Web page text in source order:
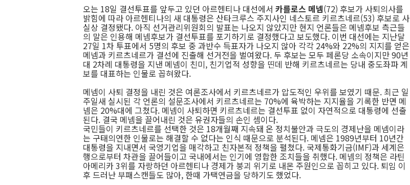
오는 18일 결선투표를 앞두고 있던 아르헨티나 대선에서 카를로스 메넴(72) 후보가 사퇴의사를
밝힘에 따라 아르헨티나의 새 대통령은 산타크루스 주지사인 네스토르 키르츠네르(53) 후보로 사
실상 결정됐다. 아직 선거관리위원회의 발표는 나오지 않았지만 현지 언론들은 메넴후보 측근들
의 말은 인용해 메넴후보가 결선투표를 포기하기로 결정했다고 보도했다. 이번 대선에는 지난달
27일 1차 투표에서 5명의 후보 중 과반수 득표자가 나오지 않아 각각 24%와 22%의 지지를 얻은
메넴과 키르츠네르가 결선에 진출해 선거전을 벌여왔다. 두 후보는 모두 페론당 소속이지만 90년
대 2차례 대통령을 지낸 메넴이 친미, 친기업적 성향을 띤데 반해 키르츠네르는 당내 중도좌파 계
보를 대표하는 인물로 꼽혀왔다.
메넴이 사퇴 결정을 내린 것은 여론조사에서 키르츠네르가 압도적인 우위를 보였기 때문. 최근 일
주일새 실시된 각 언론의 설문조사에서 키르츠네르는 70%에 육박하는 지지율을 기록한 반면 메
넴은 20%대에 그쳤다. 메넴이 사퇴하면 키르츠네르는 결선투표 없이 자연적으로 대통령에 선출
된다. 결국 메넴을 끌어내린 것은 유권자들의 손인 셈이다.
국민들이 키르츠네르를 선택한 것은 18개월째 지속돼 온 정치불안과 극도의 경제난을 메넴이라
는 구태의연한 인물로는 해결할 수 없다는 인식 때문으로 분석된다. 메넴은 1989년부터 10년간
대통령을 지내면서 국영기업을 매각하고 친자본적 정책을 펼쳤다. 국제통화기금(IMF)과 세계은
행으로부터 차관을 끌어들이고 국내에서는 인기에 영합한 조치들을 취했다. 메넴의 정책은 라틴
아메리카 3위를 자랑하던 아르헨티나 경제가 붕괴 위기로 내몬 주원인으로 꼽히고 있다. 퇴임 이
후 드러난 부패스캔들도 많아, 한때 가택연금을 당하기도 했었다.